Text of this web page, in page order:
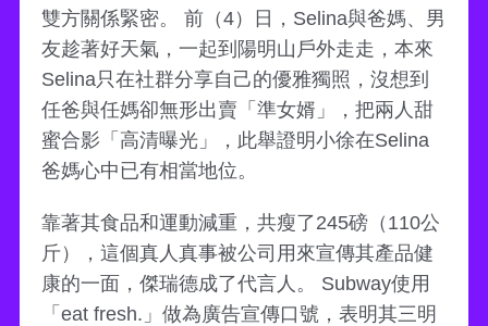
雙方關係緊密。 前（4）日，Selina與爸媽、男
友趁著好天氣，一起到陽明山戶外走走，本來
Selina只在社群分享自己的優雅獨照，沒想到
任爸與任媽卻無形出賣「準女婿」，把兩人甜
蜜合影「高清曝光」，此舉證明小徐在Selina
爸媽心中已有相當地位。
靠著其食品和運動減重，共瘦了245磅（110公
斤），這個真人真事被公司用來宣傳其產品健
康的一面，傑瑞德成了代言人。 Subway使用
「eat fresh.」做為廣告宣傳口號，表明其三明